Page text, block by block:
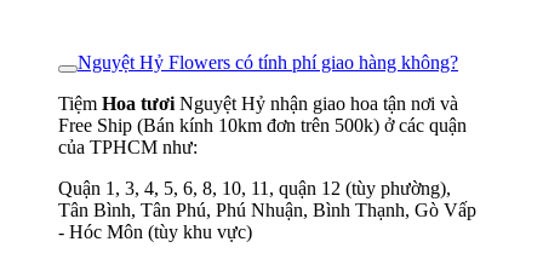
Nguyệt Hỷ Flowers có tính phí giao hàng không?
Tiệm Hoa tươi Nguyệt Hỷ nhận giao hoa tận nơi và
Free Ship (Bán kính 10km đơn trên 500k) ở các quận
của TPHCM như:
Quận 1, 3, 4, 5, 6, 8, 10, 11, quận 12 (tùy phường),
Tân Bình, Tân Phú, Phú Nhuận, Bình Thạnh, Gò Vấp
- Hóc Môn (tùy khu vực)